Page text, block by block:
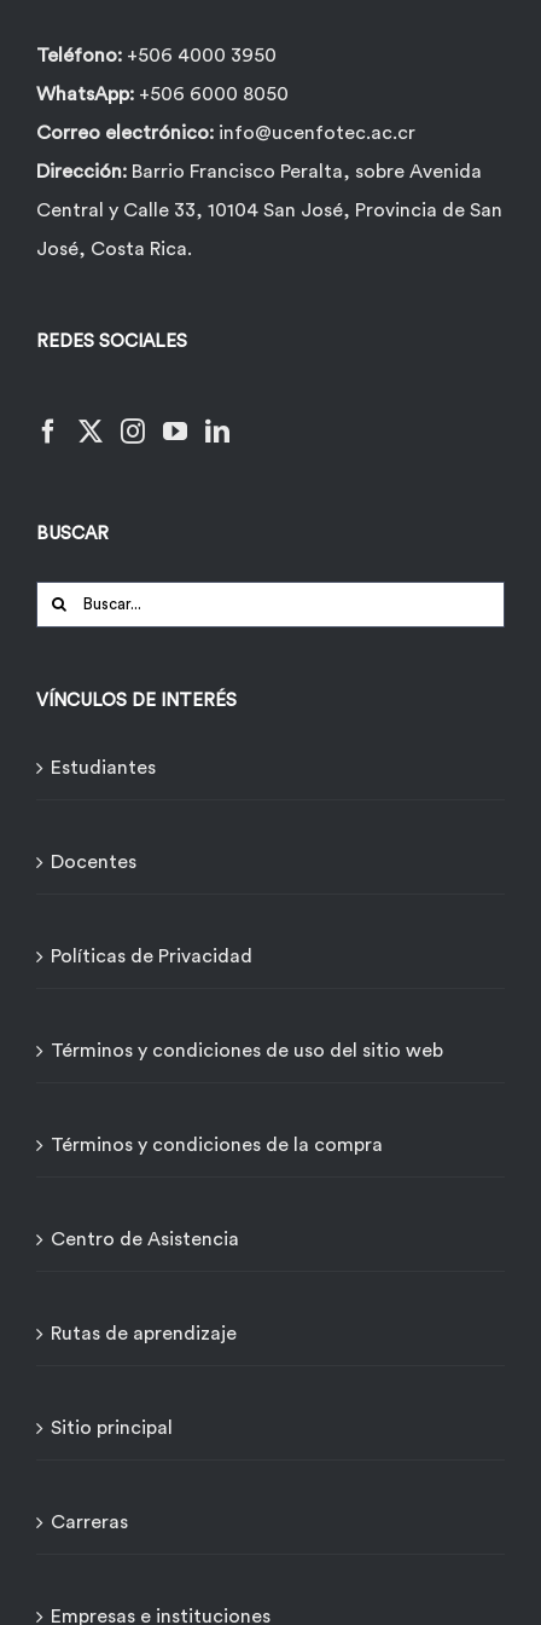
de
producto
Teléfono: +506 4000 3950
WhatsApp: +506 6000 8050
Correo electrónico: info@ucenfotec.ac.cr
Dirección: Barrio Francisco Peralta, sobre Avenida
Central y Calle 33, 10104 San José, Provincia de San
José, Costa Rica.
REDES SOCIALES
BUSCAR
Buscar:
VÍNCULOS DE INTERÉS
Estudiantes
Docentes
Políticas de Privacidad
Términos y condiciones de uso del sitio web
Términos y condiciones de la compra
Centro de Asistencia
Rutas de aprendizaje
Sitio principal
Carreras
Empresas e instituciones